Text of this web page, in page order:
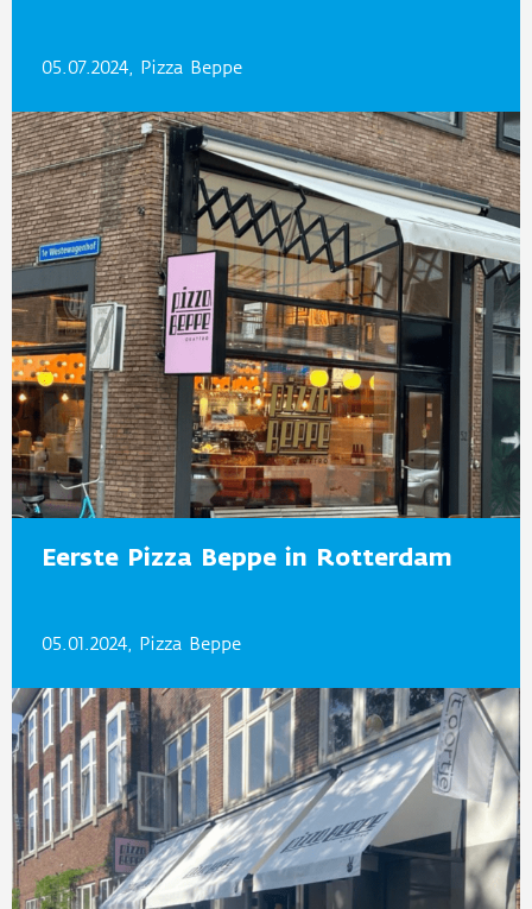
05.07.2024, Pizza Beppe
Eerste Pizza Beppe in Rotterdam
05.01.2024, Pizza Beppe